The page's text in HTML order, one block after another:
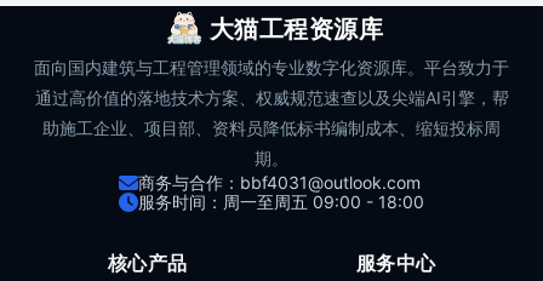
大猫工程资源库
面向国内建筑与工程管理领域的专业数字化资源库。平台致力于
通过高价值的落地技术方案、权威规范速查以及尖端AI引擎，帮
助施工企业、项目部、资料员降低标书编制成本、缩短投标周
期。
商务与合作：bbf4031@outlook.com
服务时间：周一至周五 09:00 - 18:00
核心产品 服务中心